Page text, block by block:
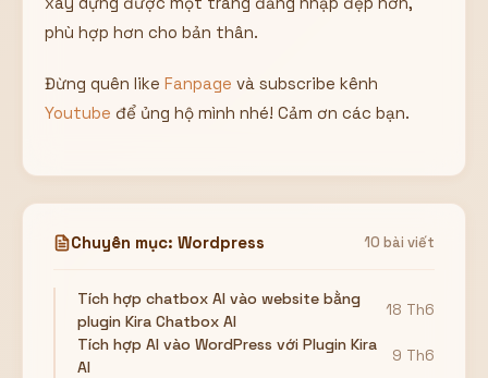
phù hợp hơn cho bản thân.
Đừng quên like Fanpage và subscribe kênh
Youtube để ủng hộ mình nhé! Cảm ơn các bạn.
Chuyên mục: Wordpress 10 bài viết
Tích hợp chatbox AI vào website bằng
plugin Kira Chatbox AI
18 Th6
Tích hợp AI vào WordPress với Plugin Kira
AI
9 Th6